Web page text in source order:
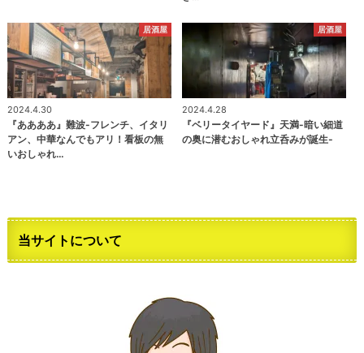
居酒屋
2024.4.30
『ああああ』難波-フレンチ、イタリ
アン、中華なんでもアリ！看板の無
いおしゃれ…
居酒屋
2024.4.28
『ベリータイヤード』天満-暗い細道
の奥に潜むおしゃれ立呑みが誕生-
当サイトについて